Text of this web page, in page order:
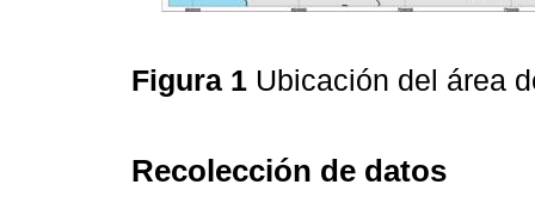
Figura 1 Ubicación del área
Recolección de datos